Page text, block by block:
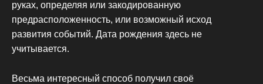
руках, определяя или закодированную
предрасположенность, или возможный исход
развития событий. Дата рождения здесь не
учитывается.
Весьма интересный способ получил своё